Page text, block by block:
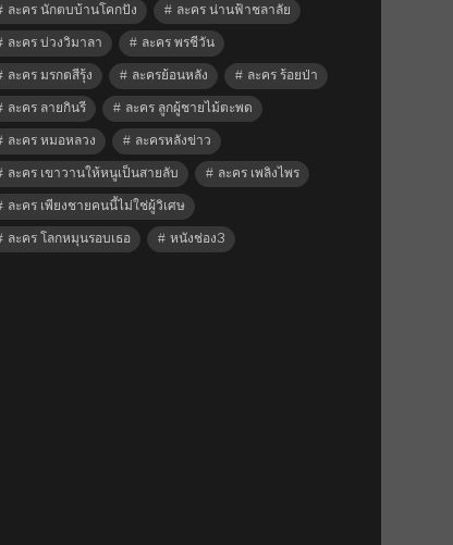
ละคร นักตบบ้านโคกปัง ละคร น่านฟ้าชลาลัย
ละคร บ่วงวิมาลา ละคร พรชีวัน
ละคร มรกตสีรุ้ง ละครย้อนหลัง ละคร ร้อยป่า
ละคร ลายกินรี ละคร ลูกผู้ชายไม้ตะพด
ละคร หมอหลวง ละครหลังข่าว
ละคร เขาวานให้หนูเป็นสายลับ ละคร เพลิงไพร
ละคร เพียงชายคนนี้ไม่ใช่ผู้วิเศษ
ละคร โลกหมุนรอบเธอ หนังช่อง3